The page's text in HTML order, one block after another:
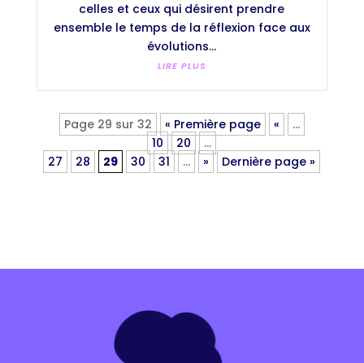
celles et ceux qui désirent prendre
ensemble le temps de la réflexion face aux
évolutions...
LIRE PLUS
Page 29 sur 32 « Première page «
…
10
20
…
27
28 29 30 31 … » Dernière page »